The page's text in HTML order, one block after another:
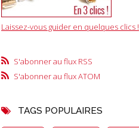
Laissez-vous guider en quelques clics !
S'abonner au flux RSS
S'abonner au flux ATOM
TAGS POPULAIRES